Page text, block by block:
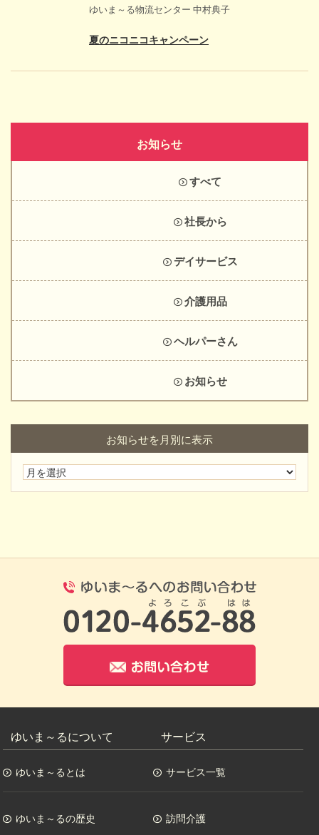
お知らせ
すべて
社長から
デイサービス
介護用品
ヘルパーさん
お知らせ
お知らせを月別に表示
ゆいま～る物流センター 中村典子
夏のニコニコキャンペーン
0120-4652-
ゆいま～るについて
ゆいま～るとは
ゆいま～るの歴史
サービス
サービス一覧
訪問介護